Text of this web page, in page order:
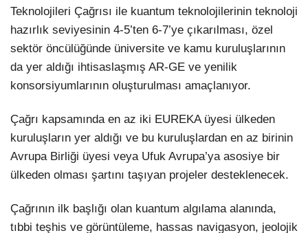
Teknolojileri Çağrısı ile kuantum teknolojilerinin teknoloji
hazırlık seviyesinin 4-5’ten 6-7’ye çıkarılması, özel
sektör öncülüğünde üniversite ve kamu kuruluşlarının
da yer aldığı ihtisaslaşmış AR-GE ve yenilik
konsorsiyumlarının oluşturulması amaçlanıyor.
Çağrı kapsamında en az iki EUREKA üyesi ülkeden
kuruluşların yer aldığı ve bu kuruluşlardan en az birinin
Avrupa Birliği üyesi veya Ufuk Avrupa’ya asosiye bir
ülkeden olması şartını taşıyan projeler desteklenecek.
Çağrının ilk başlığı olan kuantum algılama alanında,
tıbbi teşhis ve görüntüleme, hassas navigasyon, jeolojik